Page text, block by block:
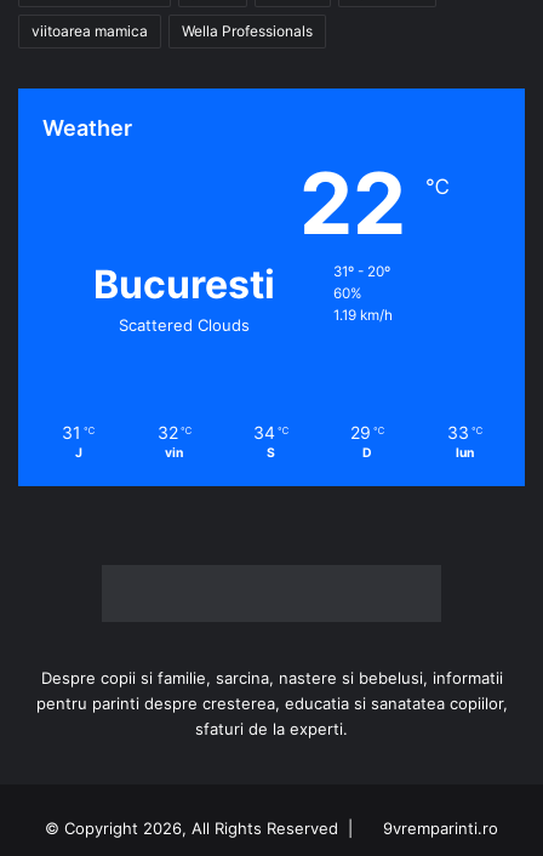
viitoarea mamica Wella Professionals
Weather
Bucuresti
Scattered Clouds
22 ℃
31º - 20º
60%
1.19 km/h
31 ℃
J
32 ℃
vin
34 ℃
S
29 ℃
D
33 ℃
lun
Despre copii si familie, sarcina, nastere si bebelusi, informatii
pentru parinti despre cresterea, educatia si sanatatea copiilor,
sfaturi de la experti.
© Copyright 2026, All Rights Reserved | 9vremparinti.ro